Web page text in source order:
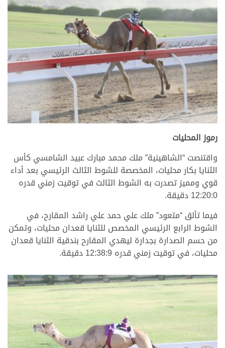
رموز المحليات
واقتنصت “الشاهينية” ملك محمد مبارك عبيد الشامسي كأس
الثنايا بكار محليات، المخصصة للشوط الثالث الرئيسي بعد أداء
قوي ومميز تصدرت به الشوط الثالث في توقيت زمني قدره
12:20:0 دقيقة.
فيما تألق “متعود” ملك علي حمد علي راشد المقارح، في
الشوط الرابع الرئيسي المخصص للثنايا قعدان محليات، وتمكن
من حسم الصدارة بجدارة ليهدي المقارح بندقية الثنايا قعدان
محليات، في توقيت زمني قدره 12:38:9 دقيقة.